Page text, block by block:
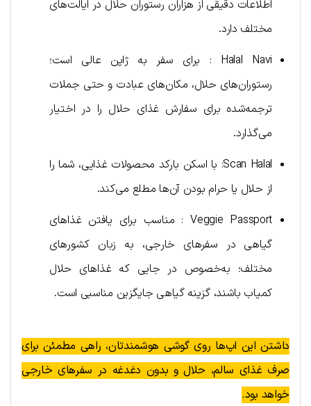
اطلاعات دقیقی از هزاران رستوران حلال در ایالت‌های
مختلف دارد.
Halal Navi : برای سفر به ژاپن عالی است؛
رستوران‌های حلال، مکان‌های عبادت و حتی جملات
ترجمه‌شده برای سفارش غذای حلال را در اختیار
می‌گذارد.
Scan Halal: با اسکن بارکد محصولات غذایی، شما را
از حلال یا حرام بودن آن‌ها مطلع می‌کند.
Veggie Passport : مناسب برای یافتن غذاهای
گیاهی در سفرهای خارجی، به زبان کشورهای
مختلف؛ به‌خصوص در جایی که غذاهای حلال
کمیاب باشند، گزینه گیاهی جایگزین مناسبی است.
داشتن این اپ‌ها روی گوشی هوشمندتان، راهی مطمئن برای
صرف غذای سالم، حلال و بدون دغدغه در سفرهای خارجی
خواهد بود.